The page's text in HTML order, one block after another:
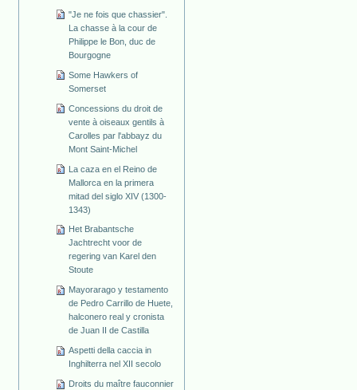
"Je ne fois que chassier".
La chasse à la cour de
Philippe le Bon, duc de
Bourgogne
Some Hawkers of
Somerset
Concessions du droit de
vente à oiseaux gentils à
Carolles par l'abbayz du
Mont Saint-Michel
La caza en el Reino de
Mallorca en la primera
mitad del siglo XIV (1300-
1343)
Het Brabantsche
Jachtrecht voor de
regering van Karel den
Stoute
Mayorarago y testamento
de Pedro Carrillo de Huete,
halconero real y cronista
de Juan II de Castilla
Aspetti della caccia in
Inghilterra nel XII secolo
Droits du maître fauconnier